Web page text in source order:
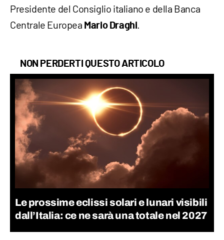
Presidente del Consiglio italiano e della Banca
Centrale Europea Mario Draghi.
NON PERDERTI QUESTO ARTICOLO
Le prossime eclissi solari e lunari visibili
dall’Italia: ce ne sarà una totale nel 2027